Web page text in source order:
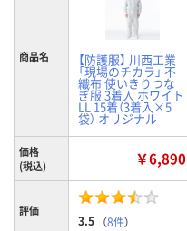
商品名 【防護服】 川西工業
「現場のチカラ」 不
織布 使いきりつな
ぎ服 3着入 ホワイト
LL 15着（3着入×5
袋） オリジナル
価格
(税込)
￥6,890
評価
3.5 （8件）